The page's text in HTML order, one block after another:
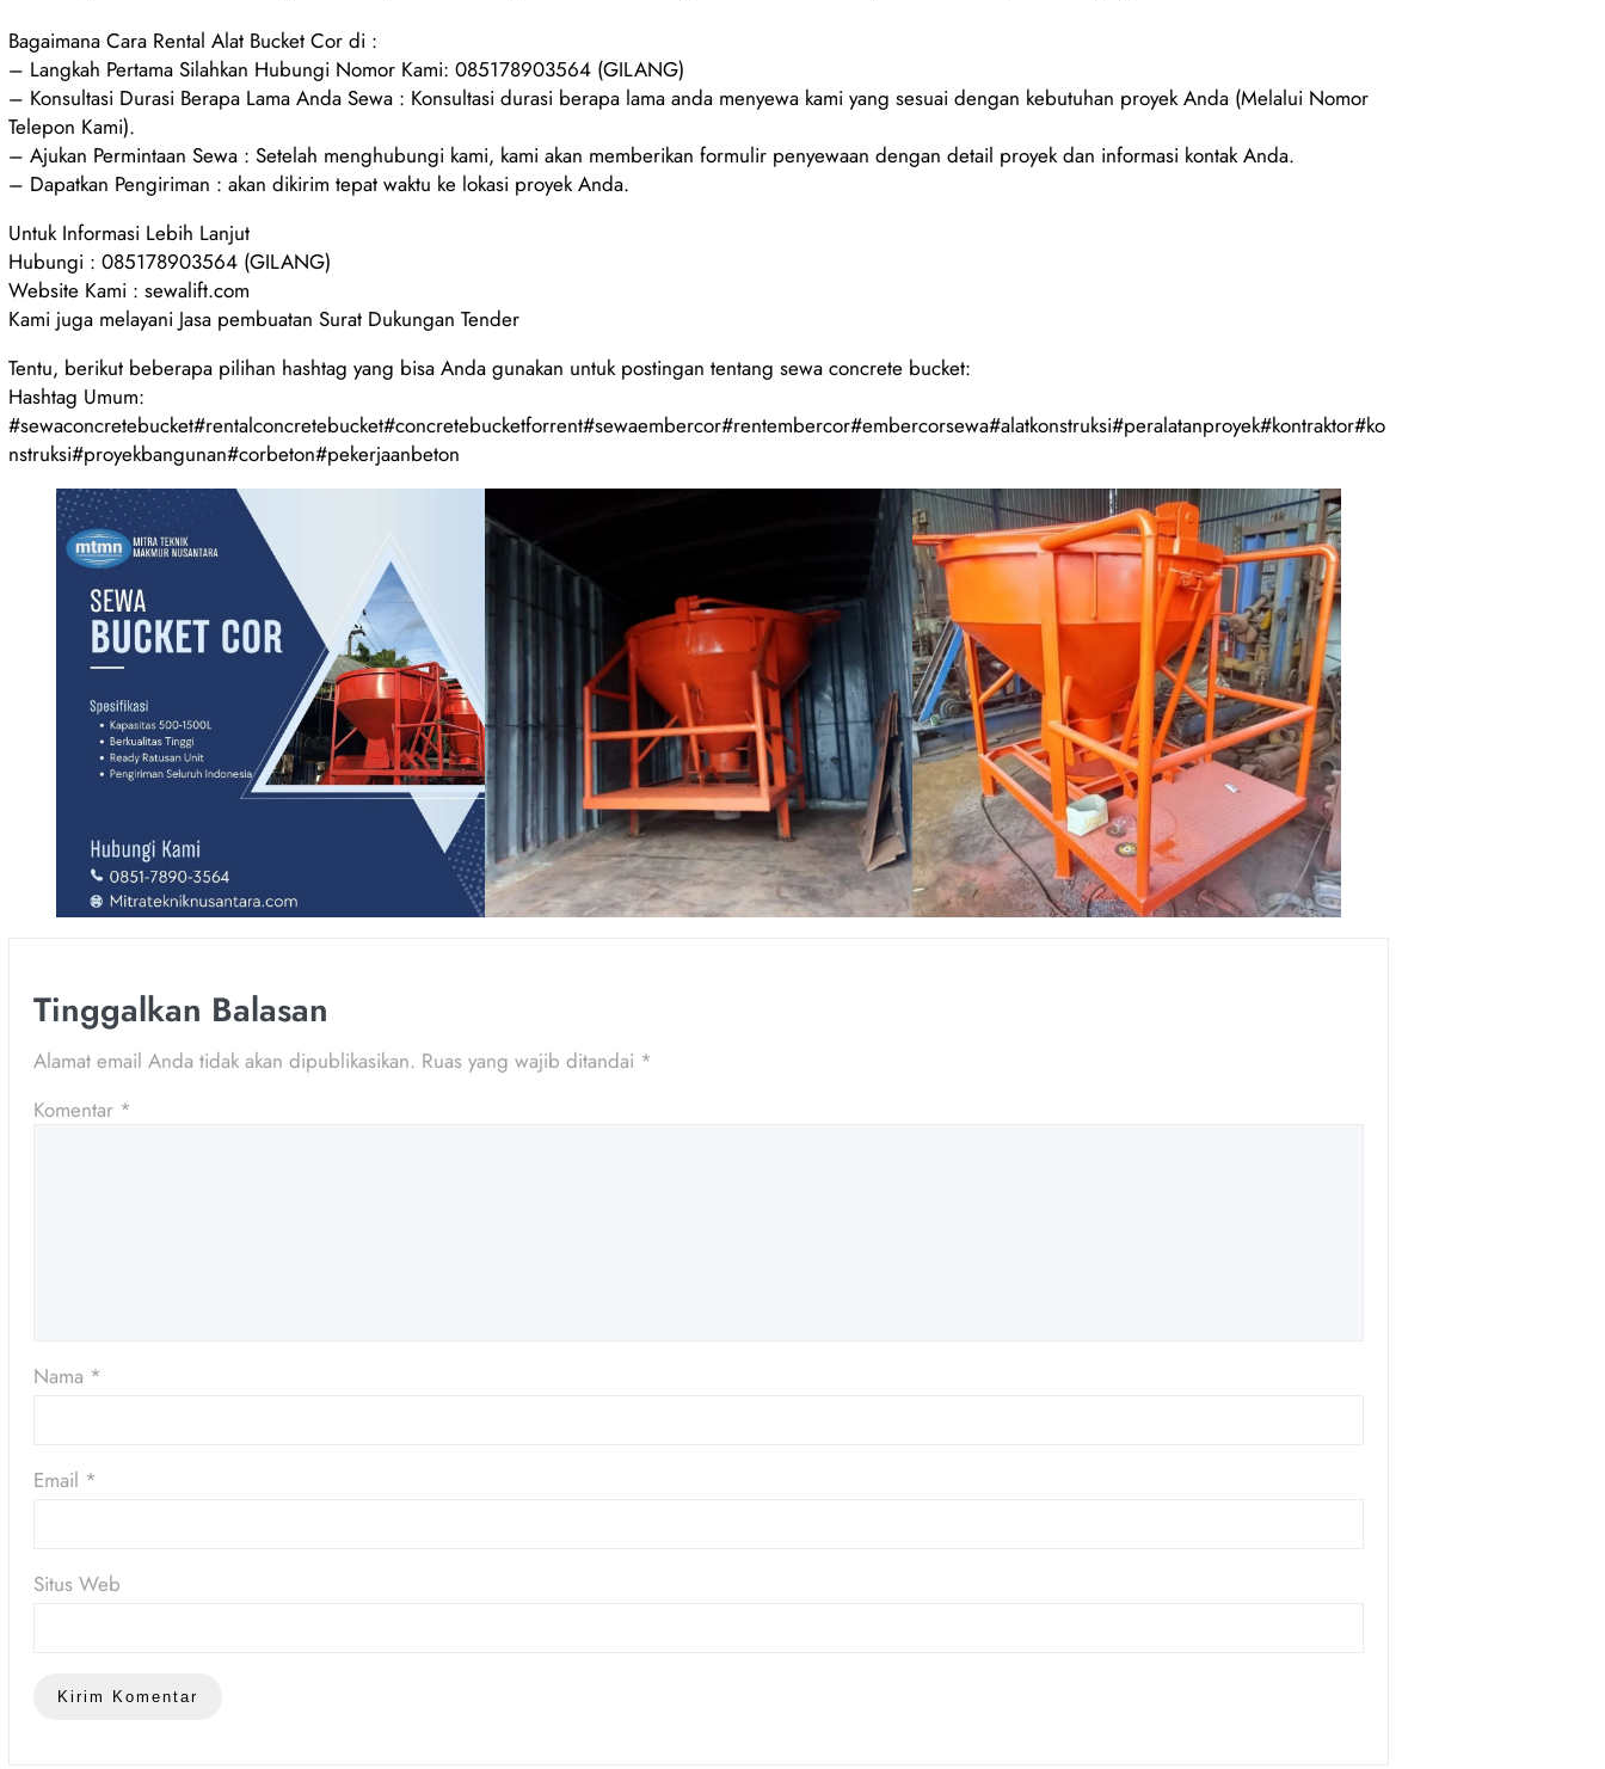
Bagaimana Cara Rental Alat Bucket Cor di :
– Langkah Pertama Silahkan Hubungi Nomor Kami: 085178903564 (GILANG)
– Konsultasi Durasi Berapa Lama Anda Sewa : Konsultasi durasi berapa lama anda menyewa kami yang sesuai dengan kebutuhan proyek Anda (Melalui Nomor
Telepon Kami).
– Ajukan Permintaan Sewa : Setelah menghubungi kami, kami akan memberikan formulir penyewaan dengan detail proyek dan informasi kontak Anda.
– Dapatkan Pengiriman : akan dikirim tepat waktu ke lokasi proyek Anda.
Untuk Informasi Lebih Lanjut
Hubungi : 085178903564 (GILANG)
Website Kami : sewalift.com
Kami juga melayani Jasa pembuatan Surat Dukungan Tender
Tentu, berikut beberapa pilihan hashtag yang bisa Anda gunakan untuk postingan tentang sewa concrete bucket:
Hashtag Umum:
#sewaconcretebucket#rentalconcretebucket#concretebucketforrent#sewaembercor#rentembercor#embercorsewa#alatkonstruksi#peralatanproyek#kontraktor#ko
nstruksi#proyekbangunan#corbeton#pekerjaanbeton
Tinggalkan Balasan
Alamat email Anda tidak akan dipublikasikan. Ruas yang wajib ditandai *
Komentar *
Nama *
Email *
Situs Web